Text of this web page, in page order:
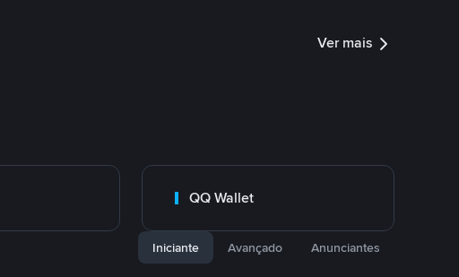
Ver mais
QQ Wallet
Iniciante Avançado Anunciantes